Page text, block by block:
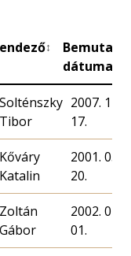
↕
Bemutató
dátuma
Solténszky
Tibor
2007. 12.
17.
Kőváry
Katalin
2001. 05.
20.
Zoltán
Gábor
2002. 04.
01.